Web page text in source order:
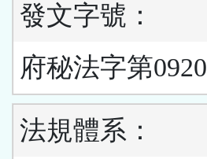
發文字號：
府秘法字第
法規體系：